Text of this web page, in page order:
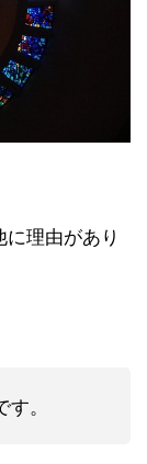
理由があり
。